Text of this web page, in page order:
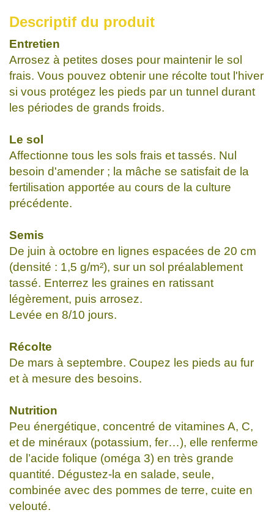
Descriptif du produit
Entretien
Arrosez à petites doses pour maintenir le sol
frais. Vous pouvez obtenir une récolte tout l'hiver
si vous protégez les pieds par un tunnel durant
les périodes de grands froids.
Le sol
Affectionne tous les sols frais et tassés. Nul
besoin d'amender ; la mâche se satisfait de la
fertilisation apportée au cours de la culture
précédente.
Semis
De juin à octobre en lignes espacées de 20 cm
(densité : 1,5 g/m²), sur un sol préalablement
tassé. Enterrez les graines en ratissant
légèrement, puis arrosez.
Levée en 8/10 jours.
Récolte
De mars à septembre. Coupez les pieds au fur
et à mesure des besoins.
Nutrition
Peu énergétique, concentré de vitamines A, C,
et de minéraux (potassium, fer…), elle renferme
de l’acide folique (oméga 3) en très grande
quantité. Dégustez-la en salade, seule,
combinée avec des pommes de terre, cuite en
velouté.